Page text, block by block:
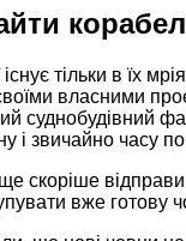
тільки в їх
власними
суднобудівний
і звичайно часу
скоріше
вже готову